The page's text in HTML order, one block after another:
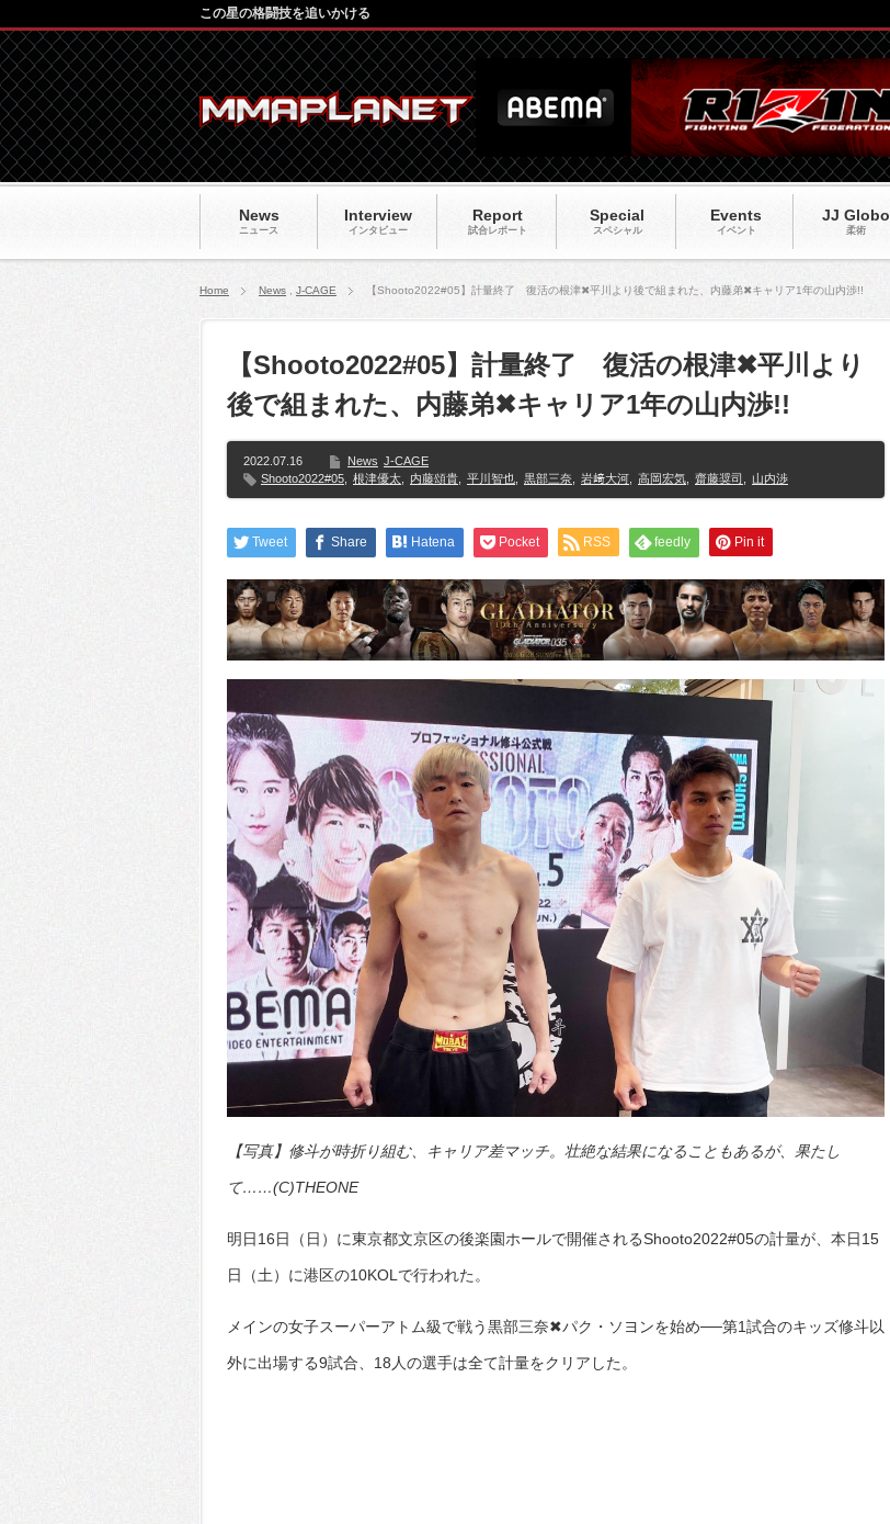
News
ニュース
Interview
インタビュー
Report
試合レポート
Special
スペシャル
Events
イベント
JJ Globo
柔術
この星の格闘技を追いかける
Home News J-CAGE 【Shooto2022#05】計量終了 復活の根津✖平川より後で組まれた、内藤弟✖キャリア1年の山内渉!!
【Shooto2022#05】計量終了 復活の根津✖平川より
後で組まれた、内藤弟✖キャリア1年の山内渉!!
2022.07.16 News J-CAGE
Shooto2022#05
根津優太 内藤頌貴 平川智也 黒部三奈 岩﨑大河 高岡宏気 齋藤奨司 山内渉
Tweet Share Hatena Pocket RSS feedly Pin it
【写真】修斗が時折り組む、キャリア差マッチ。壮絶な結果になることもあるが、果たし
て……(C)THEONE
明日16日（日）に東京都文京区の後楽園ホールで開催されるShooto2022#05の計量が、本日15
日（土）に港区の10KOLで行われた。
メインの女子スーパーアトム級で戦う黒部三奈✖パク・ソヨンを始め──第1試合のキッズ修斗以
外に出場する9試合、18人の選手は全て計量をクリアした。